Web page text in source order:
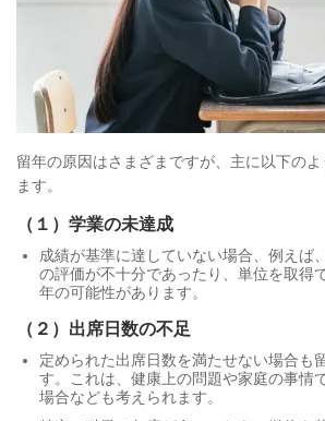
留年の原因はさまざまですが、主に以下の
ます。
（１）学業の未達成
成績が基準に達していない場合、例えば
の評価が不十分であったり、単位を取得
年の可能性があります。
（２）出席日数の不足
定められた出席日数を満たせない場合も
す。これは、健康上の問題や家庭の事情
場合なども考えられます。